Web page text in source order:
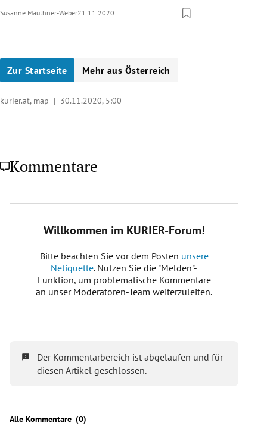
Susanne Mauthner-Weber21.11.2020
Zur Startseite Mehr aus Österreich
kurier.at, map | 30.11.2020, 5:00
Kommentare